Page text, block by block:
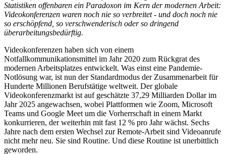
Statistiken offenbaren ein Paradoxon im Kern der modernen Arbeit:
Videokonferenzen waren noch nie so verbreitet - und doch noch nie
so erschöpfend, so verschwenderisch oder so dringend
überarbeitungsbedürftig.
Videokonferenzen haben sich von einem
Notfallkommunikationsmittel im Jahr 2020 zum Rückgrat des
modernen Arbeitsplatzes entwickelt. Was einst eine Pandemie-
Notlösung war, ist nun der Standardmodus der Zusammenarbeit für
Hunderte Millionen Berufstätige weltweit. Der globale
Videokonferenzmarkt ist auf geschätzte 37,29 Milliarden Dollar im
Jahr 2025 angewachsen, wobei Plattformen wie Zoom, Microsoft
Teams und Google Meet um die Vorherrschaft in einem Markt
konkurrieren, der weiterhin mit fast 12 % pro Jahr wächst. Sechs
Jahre nach dem ersten Wechsel zur Remote-Arbeit sind Videoanrufe
nicht mehr neu. Sie sind Routine. Und diese Routine ist unerbittlich
geworden.